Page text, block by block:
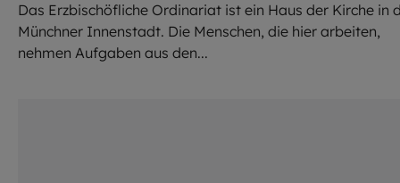
Das Erzbischöfliche Ordinariat ist ein Haus der Kirche in
Münchner Innenstadt. Die Menschen, die hier arbeiten,
nehmen Aufgaben aus den...